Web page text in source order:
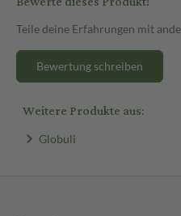
Teile deine Erfahrungen mit
Bewertung schreiben
Weitere Produkte aus:
Globuli